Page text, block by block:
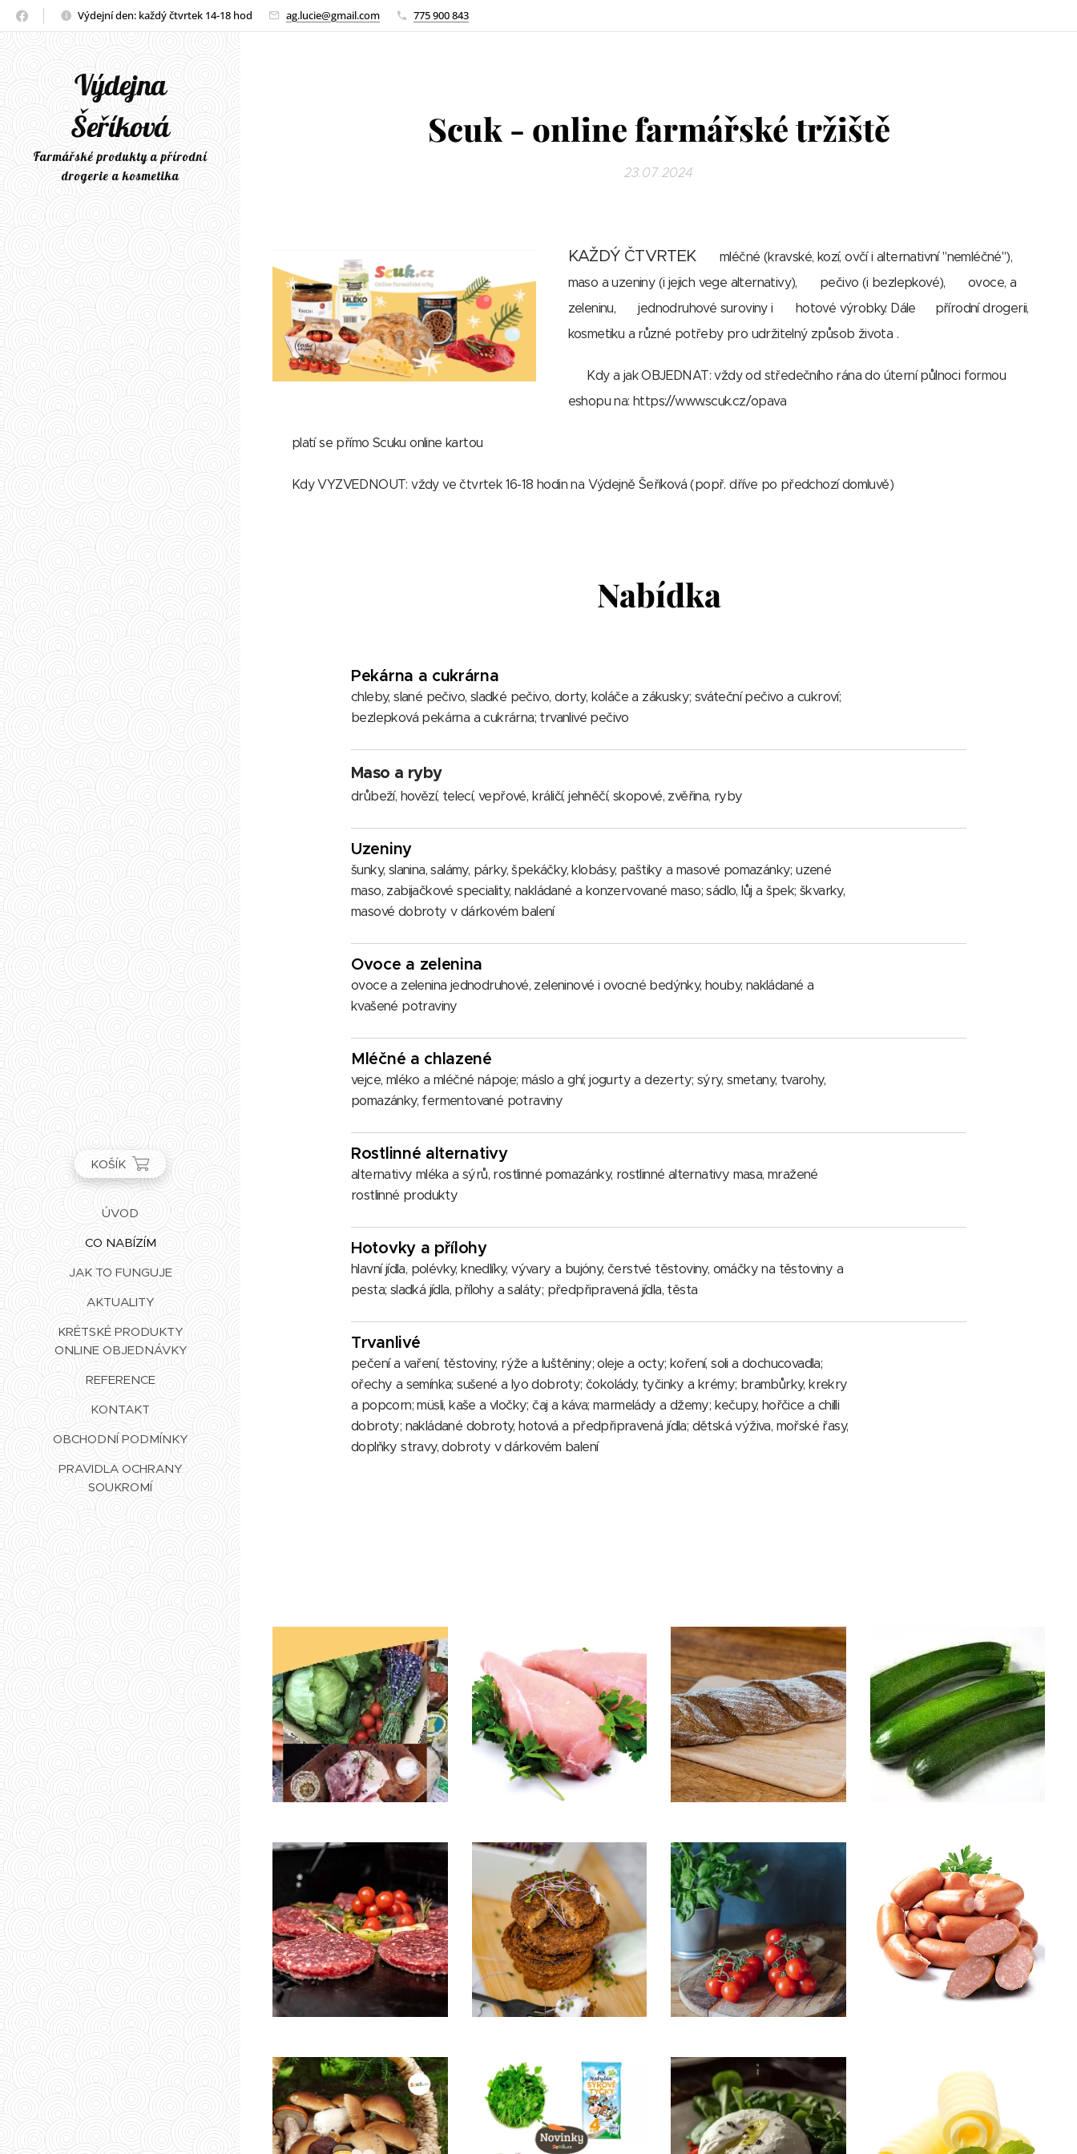
Výdejní den: každý čtvrtek 14-18 hod ag.lucie@gmail.com 775 900 843
Výdejna
Šeříková
Farmářské produkty a přírodní
drogerie a kosmetika
KOŠÍK
ÚVOD
CO NABÍZÍM
JAK TO FUNGUJE
AKTUALITY
KRÉTSKÉ PRODUKTY
ONLINE OBJEDNÁVKY
REFERENCE
KONTAKT
OBCHODNÍ PODMÍNKY
PRAVIDLA OCHRANY
SOUKROMÍ
Scuk - online farmářské tržiště
23.07.2024
KAŽDÝ ČTVRTEK
🧈 mléčné (kravské, kozí, ovčí i alternativní "nemléčné"), 🥩
maso a uzeniny (i jejich vege alternativy), 🥐 pečivo (i bezlepkové), 🍎 ovoce, a
zeleninu, 🌾 jednodruhové suroviny i 🥫 hotové výrobky. Dále 🧴přírodní drogerii,
kosmetiku a různé potřeby pro udržitelný způsob života .
📌 Kdy a jak OBJEDNAT: vždy od středečního rána do úterní půlnoci formou
eshopu na: https://www.scuk.cz/opava
☝️ platí se přímo Scuku online kartou
📌 Kdy VYZVEDNOUT: vždy ve čtvrtek 16-18 hodin na Výdejně Šeříková (popř. dříve po předchozí domluvě)
Nabídka
Pekárna a cukrárna
chleby, slané pečivo, sladké pečivo, dorty, koláče a zákusky; sváteční pečivo a cukroví;
bezlepková pekárna a cukrárna; trvanlivé pečivo
Maso a ryby
drůbeží, hovězí, telecí, vepřové, králičí, jehněčí, skopové, zvěřina, ryby
Uzeniny
šunky, slanina, salámy, párky, špekáčky, klobásy, paštiky a masové pomazánky; uzené
maso, zabijačkové speciality, nakládané a konzervované maso; sádlo, lůj a špek; škvarky,
masové dobroty v dárkovém balení
Ovoce a zelenina
ovoce a zelenina jednodruhové, zeleninové i ovocné bedýnky, houby, nakládané a
kvašené potraviny
Mléčné a chlazené
vejce, mléko a mléčné nápoje; máslo a ghí; jogurty a dezerty; sýry, smetany, tvarohy,
pomazánky, fermentované potraviny
Rostlinné alternativy
alternativy mléka a sýrů, rostlinné pomazánky, rostlinné alternativy masa, mražené
rostlinné produkty
Hotovky a přílohy
hlavní jídla, polévky, knedlíky, vývary a bujóny, čerstvé těstoviny, omáčky na těstoviny a
pesta; sladká jídla, přílohy a saláty; předpřipravená jídla, těsta
Trvanlivé
pečení a vaření, těstoviny, rýže a luštěniny; oleje a octy; koření, soli a dochucovadla;
ořechy a semínka; sušené a lyo dobroty; čokolády, tyčinky a krémy; brambůrky, krekry
a popcorn; müsli, kaše a vločky; čaj a káva; marmelády a džemy; kečupy, hořčice a chilli
dobroty; nakládané dobroty, hotová a předpřipravená jídla; dětská výživa, mořské řasy,
doplňky stravy, dobroty v dárkovém balení